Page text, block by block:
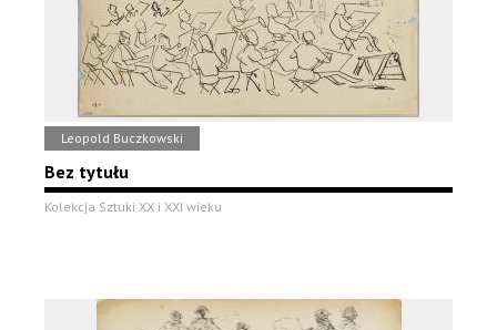
Leopold Buczkowski
Bez tytułu
Kolekcja Sztuki XX i XXI wieku